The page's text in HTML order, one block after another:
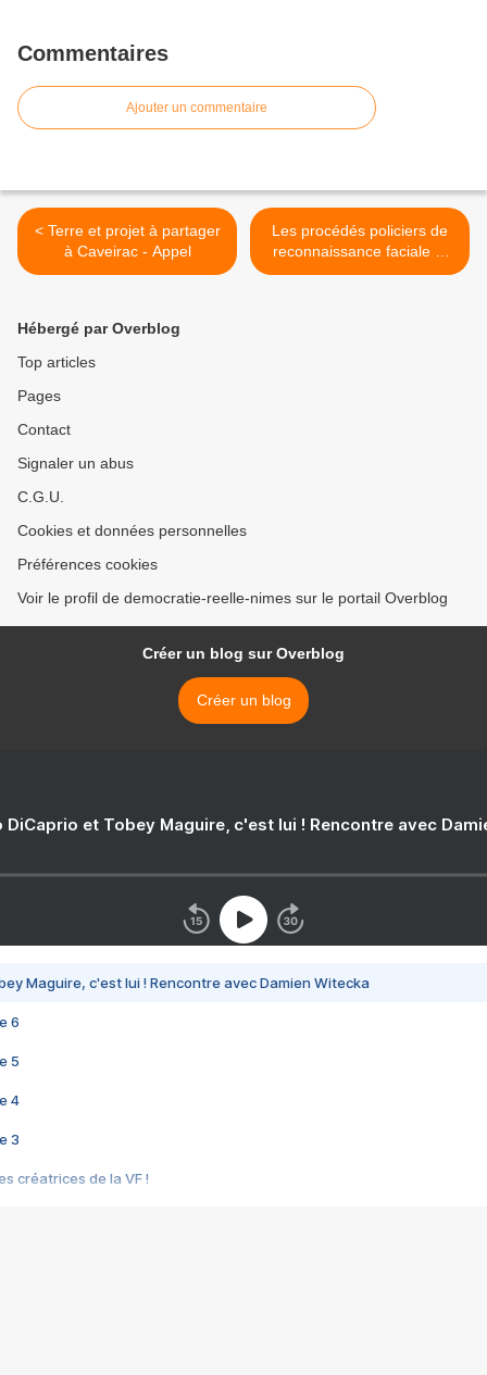
Commentaires
Ajouter un commentaire
< Terre et projet à partager
à Caveirac - Appel
Les procédés policiers de
reconnaissance faciale et
les moyens de s'en
Hébergé par Overblog
Top articles
Pages
Contact
Signaler un abus
C.G.U.
Cookies et données personnelles
Préférences cookies
Voir le profil de democratie-reelle-nimes sur le portail Overblog
Créer un blog sur Overblog
Créer un blog
DiCaprio et Tobey Maguire, c'est lui ! Rencontre avec
Maguire, c'est lui ! Rencontre avec Damien Witecka
6
5
4
3
créatrices de la VF !